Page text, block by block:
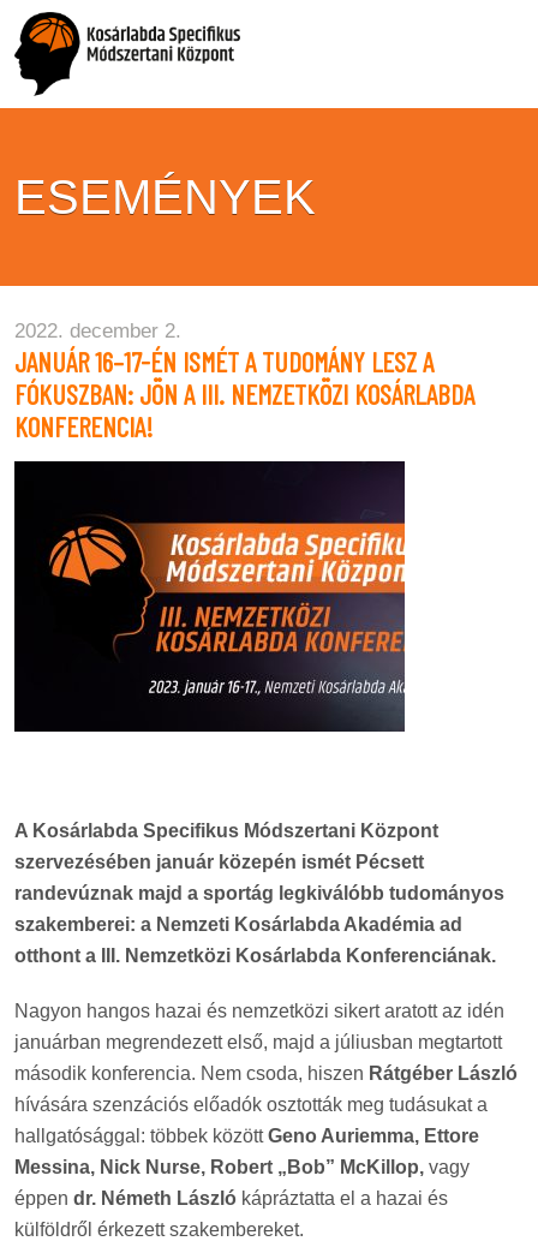
ESEMÉNYEK
2022. december 2.
JANUÁR 16–17-ÉN ISMÉT A TUDOMÁNY LESZ A
FÓKUSZBAN: JÖN A III. NEMZETKÖZI KOSÁRLABDA
KONFERENCIA!
A Kosárlabda Specifikus Módszertani Központ
szervezésében január közepén ismét Pécsett
randevúznak majd a sportág legkiválóbb tudományos
szakemberei: a Nemzeti Kosárlabda Akadémia ad
otthont a III. Nemzetközi Kosárlabda Konferenciának.
Nagyon hangos hazai és nemzetközi sikert aratott az idén
januárban megrendezett első, majd a júliusban megtartott
második konferencia. Nem csoda, hiszen Rátgéber László
hívására szenzációs előadók osztották meg tudásukat a
hallgatósággal: többek közöttGeno Auriemma, Ettore
Messina, Nick Nurse, Robert „Bob” McKillop, vagy
éppen dr. Németh László kápráztatta el a hazai és
külföldről érkezett szakembereket.